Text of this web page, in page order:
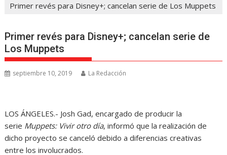
Primer revés para Disney+; cancelan serie de Los Muppets
Primer revés para Disney+; cancelan serie de
Los Muppets
septiembre 10, 2019 La Redacción
LOS ÁNGELES.- Josh Gad, encargado de producir la
serie Muppets: Vivir otro día, informó que la realización de
dicho proyecto se canceló debido a diferencias creativas
entre los involucrados.